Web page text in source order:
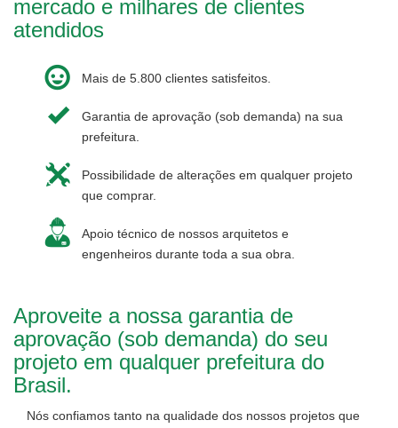
mercado e milhares de clientes
atendidos
Mais de 5.800 clientes satisfeitos.
Garantia de aprovação (sob demanda) na sua
prefeitura.
Possibilidade de alterações em qualquer projeto
que comprar.
Apoio técnico de nossos arquitetos e
engenheiros durante toda a sua obra.
Aproveite a nossa garantia de
aprovação (sob demanda) do seu
projeto em qualquer prefeitura do
Brasil.
Nós confiamos tanto na qualidade dos nossos projetos que